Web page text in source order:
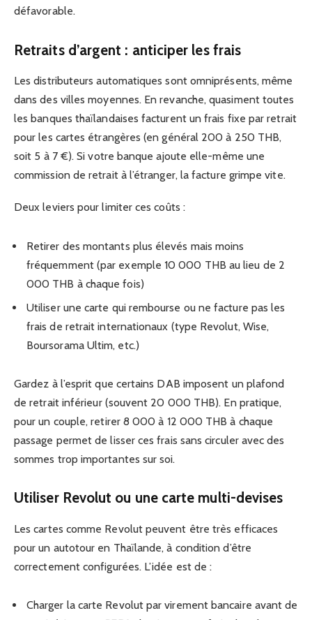
défavorable.
Retraits d’argent : anticiper les frais
Les distributeurs automatiques sont omniprésents, même
dans des villes moyennes. En revanche, quasiment toutes
les banques thaïlandaises facturent un frais fixe par retrait
pour les cartes étrangères (en général 200 à 250 THB,
soit 5 à 7 €). Si votre banque ajoute elle-même une
commission de retrait à l’étranger, la facture grimpe vite.
Deux leviers pour limiter ces coûts :
Retirer des montants plus élevés mais moins
fréquemment (par exemple 10 000 THB au lieu de 2
000 THB à chaque fois)
Utiliser une carte qui rembourse ou ne facture pas les
frais de retrait internationaux (type Revolut, Wise,
Boursorama Ultim, etc.)
Gardez à l’esprit que certains DAB imposent un plafond
de retrait inférieur (souvent 20 000 THB). En pratique,
pour un couple, retirer 8 000 à 12 000 THB à chaque
passage permet de lisser ces frais sans circuler avec des
sommes trop importantes sur soi.
Utiliser Revolut ou une carte multi-devises
Les cartes comme Revolut peuvent être très efficaces
pour un autotour en Thaïlande, à condition d’être
correctement configurées. L’idée est de :
Charger la carte Revolut par virement bancaire avant de